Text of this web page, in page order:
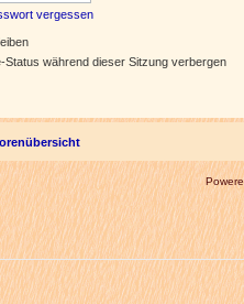
vergessen
Status während dieser Sitzung verbergen